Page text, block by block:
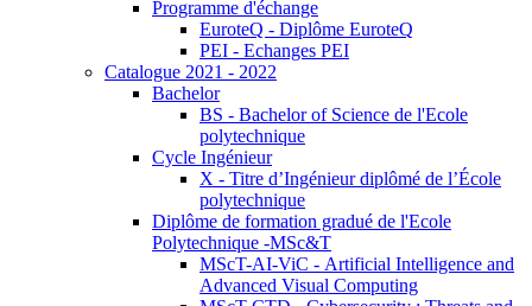
Programme d'échange
EuroteQ - Diplôme EuroteQ
PEI - Echanges PEI
Catalogue 2021 - 2022
Bachelor
BS - Bachelor of Science de l'Ecole
polytechnique
Cycle Ingénieur
X - Titre d’Ingénieur diplômé de l’École
polytechnique
Diplôme de formation gradué de l'Ecole
Polytechnique -MSc&T
MScT-AI-ViC - Artificial Intelligence and
Advanced Visual Computing